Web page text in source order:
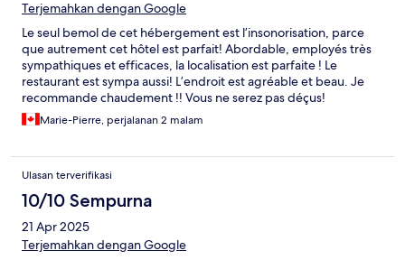
Terjemahkan dengan Google
Le seul bemol de cet hébergement est l’insonorisation, parce
que autrement cet hôtel est parfait! Abordable, employés très
sympathiques et efficaces, la localisation est parfaite ! Le
restaurant est sympa aussi! L’endroit est agréable et beau. Je
recommande chaudement !! Vous ne serez pas déçus!
Marie-Pierre, perjalanan 2 malam
Ulasan terverifikasi
10/10 Sempurna
21 Apr 2025
Terjemahkan dengan Google